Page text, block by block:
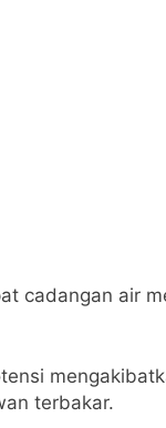
cadangan air
terbakar.